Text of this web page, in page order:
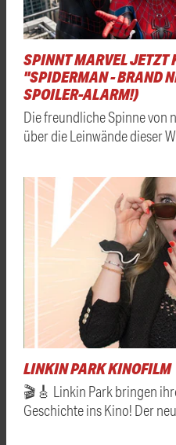
SPINNT MARVEL JETZT
"SPIDERMAN - BRAND
SPOILER-ALARM!)
Die freundliche Spinne von
über die Leinwände dieser
LINKIN PARK KINOFILM
🎬🎸 Linkin Park bringen
Geschichte ins Kino! Der